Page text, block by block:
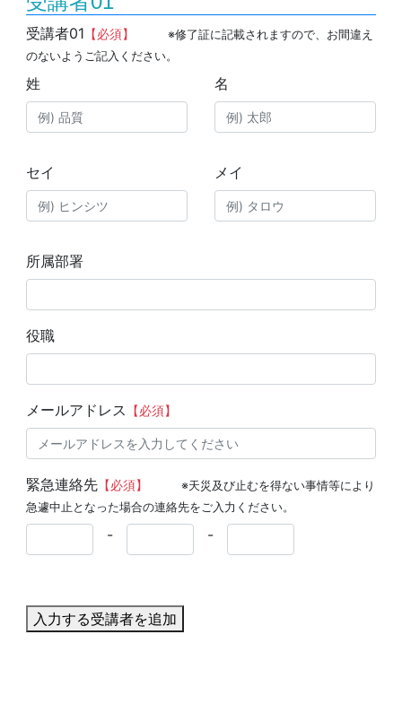
受講者01 【必須】
※修了証に記載されますので、お間違え
のないようご記入ください。
姓 名
セイ メイ
所属部署
役職
メールアドレス 【必須】
緊急連絡先【必須】
※天災及び止むを得ない事情等により
急遽中止となった場合の連絡先をご入力ください。
- -
入力する受講者を追加